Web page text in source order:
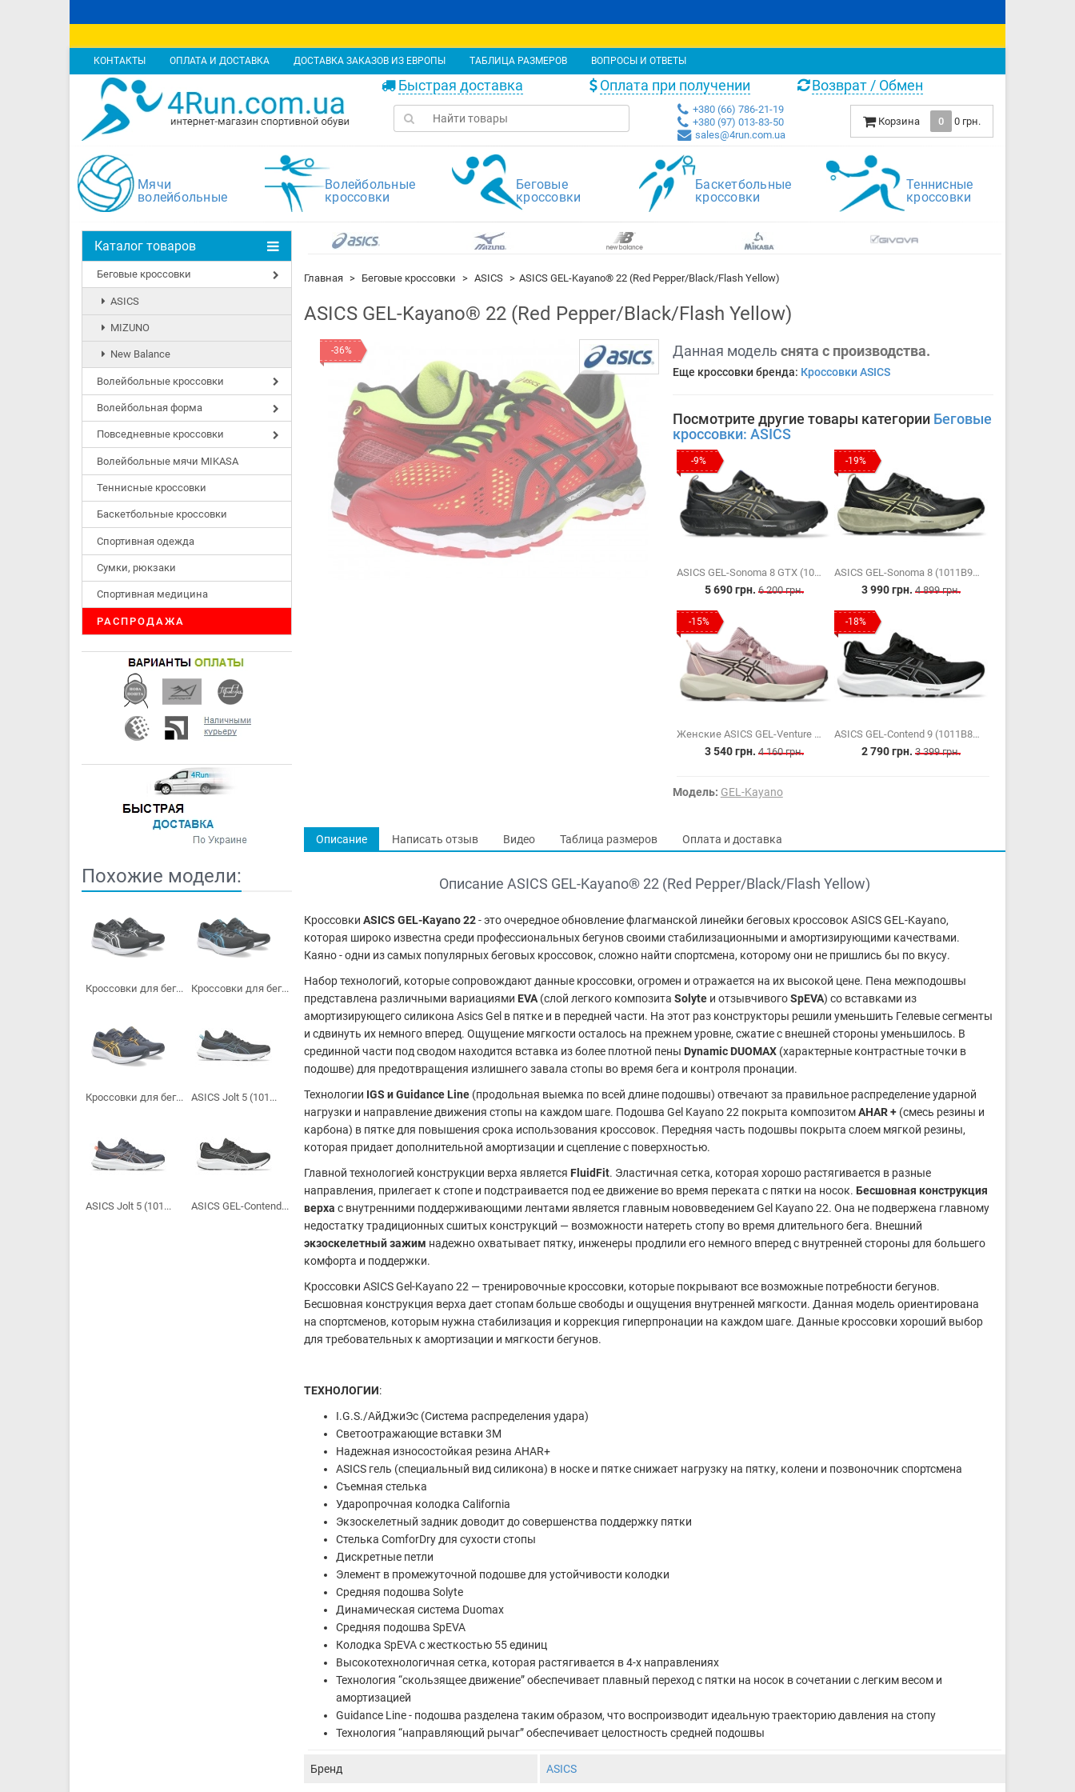
КОНТАКТЫ ОПЛАТА И ДОСТАВКА ДОСТАВКА ЗАКАЗОВ ИЗ ЕВРОПЫ ТАБЛИЦА РАЗМЕРОВ ВОПРОСЫ И ОТВЕТЫ
Быстрая доставка Оплата при получении Возврат / Обмен
+380 (66) 786-21-19
+380 (97) 013-83-50
sales@4run.com.ua
Корзина 0 0 грн.
Мячи
волейбольные
Волейбольные
кроссовки
Беговые
кроссовки
Баскетбольные
кроссовки
Теннисные
кроссовки
Каталог товаров
Беговые кроссовки
ASICS
MIZUNO
New Balance
Волейбольные кроссовки
Волейбольная форма
Повседневные кроссовки
Волейбольные мячи MIKASA
Теннисные кроссовки
Баскетбольные кроссовки
Спортивная одежда
Сумки, рюкзаки
Спортивная медицина
РАСПРОДАЖА
Похожие модели:
Кроссовки для бег... Кроссовки для бег...
Кроссовки для бег... ASICS Jolt 5 (101...
ASICS Jolt 5 (101... ASICS GEL-Contend...
Главная Беговые кроссовки ASICS ASICS GEL-Kayano® 22 (Red Pepper/Black/Flash Yellow)
ASICS GEL-Kayano® 22 (Red Pepper/Black/Flash Yellow)
-36% Данная модель снята с производства.
Еще кроссовки бренда: Кроссовки ASICS
Посмотрите другие товары категории Беговые
кроссовки: ASICS
-9%
ASICS GEL-Sonoma 8 GTX (1011B977-003)
5 690 грн. 6 200 грн.
-19%
ASICS GEL-Sonoma 8 (1011B979-002)
3 990 грн. 4 899 грн.
-15%
Женские ASICS GEL-Venture 11 (1012B933-700)
3 540 грн. 4 160 грн.
-18%
ASICS GEL-Contend 9 (1011B881-002)
2 790 грн. 3 399 грн.
Модель: GEL-Kayano
Описание Написать отзыв Видео Таблица размеров Оплата и доставка
Описание ASICS GEL-Kayano® 22 (Red Pepper/Black/Flash Yellow)
Кроссовки ASICS GEL-Kayano 22- это очередное обновление флагманской линейки беговых кроссовок ASICS GEL-Kayano,
которая широко известна среди профессиональных бегунов своими стабилизационными и амортизирующими качествами.
Каяно - одни из самых популярных беговых кроссовок, сложно найти спортсмена, которому они не пришлись бы по вкусу.
Набор технологий, которые сопровождают данные кроссовки, огромен и отражается на их высокой цене. Пена межподошвы
представлена различными вариациями EVA(слой легкого композита Solyte и отзывчивогоSpEVA) со вставками из
амортизирующего силикона Asics Gel в пятке и в передней части. На этот раз конструкторы решили уменьшить Гелевые сегменты
и сдвинуть их немного вперед. Ощущение мягкости осталось на прежнем уровне, сжатие с внешней стороны уменьшилось. В
срединной части под сводом находится вставка из более плотной пены Dynamic DUOMAX (характерные контрастные точки в
подошве) для предотвращения излишнего завала стопы во время бега и контроля пронации.
Технологии IGS и Guidance Line(продольная выемка по всей длине подошвы) отвечают за правильное распределение ударной
нагрузки и направление движения стопы на каждом шаге. Подошва Gel Kayano 22 покрыта композитомAHAR +(смесь резины и
карбона) в пятке для повышения срока использования кроссовок. Передняя часть подошвы покрыта слоем мягкой резины,
которая придает дополнительной амортизации и сцепление с поверхностью.
Главной технологией конструкции верха является FluidFit. Эластичная сетка, которая хорошо растягивается в разные
направления, прилегает к стопе и подстраивается под ее движение во время переката с пятки на носок. Бесшовная конструкция
верха с внутренними поддерживающими лентами является главным нововведением Gel Kayano 22. Она не подвержена главному
недостатку традиционных сшитых конструкций — возможности натереть стопу во время длительного бега. Внешний
экзоскелетный зажим надежно охватывает пятку, инженеры продлили его немного вперед с внутренней стороны для большего
комфорта и поддержки.
Кроссовки ASICS Gel-Kayano 22 — тренировочные кроссовки, которые покрывают все возможные потребности бегунов.
Бесшовная конструкция верха дает стопам больше свободы и ощущения внутренней мягкости. Данная модель ориентирована
на спортсменов, которым нужна стабилизация и коррекция гиперпронации на каждом шаге. Данные кроссовки хороший выбор
для требовательных к амортизации и мягкости бегунов.
ТЕХНОЛОГИИ:
I.G.S./АйДжиЭс (Система распределения удара)
Светоотражающие вставки 3M
Надежная износостойкая резина AHAR+
ASICS гель (специальный вид силикона) в носке и пятке снижает нагрузку на пятку, колени и позвоночник спортсмена
Съемная стелька
Ударопрочная колодка California
Экзоскелетный задник доводит до совершенства поддержку пятки
Стелька ComforDry для сухости стопы
Дискретные петли
Элемент в промежуточной подошве для устойчивости колодки
Средняя подошва Solyte
Динамическая система Duomax
Средняя подошва SpEVA
Колодка SpEVA с жесткостью 55 единиц
Высокотехнологичная сетка, которая растягивается в 4-х направлениях
Технология “скользящее движение” обеспечивает плавный переход с пятки на носок в сочетании с легким весом и
амортизацией
Guidance Line - подошва разделена таким образом, что воспроизводит идеальную траекторию давления на стопу
Технология “направляющий рычаг” обеспечивает целостность средней подошвы
Бренд ASICS